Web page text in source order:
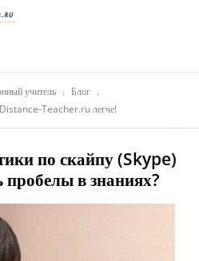
учитель . Блог
.
Distance-Teacher.ru легче!
по скайпу (Skype)
пробелы в знаниях?